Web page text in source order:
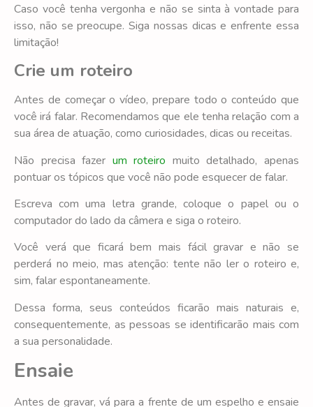
Caso você tenha vergonha e não se sinta à vontade para
isso, não se preocupe. Siga nossas dicas e enfrente essa
limitação!
Crie um roteiro
Antes de começar o vídeo, prepare todo o conteúdo que
você irá falar. Recomendamos que ele tenha relação com a
sua área de atuação, como curiosidades, dicas ou receitas.
Não precisa fazer um roteiro muito detalhado, apenas
pontuar os tópicos que você não pode esquecer de falar.
Escreva com uma letra grande, coloque o papel ou o
computador do lado da câmera e siga o roteiro.
Você verá que ficará bem mais fácil gravar e não se
perderá no meio, mas atenção: tente não ler o roteiro e,
sim, falar espontaneamente.
Dessa forma, seus conteúdos ficarão mais naturais e,
consequentemente, as pessoas se identificarão mais com
a sua personalidade.
Ensaie
Antes de gravar, vá para a frente de um espelho e ensaie